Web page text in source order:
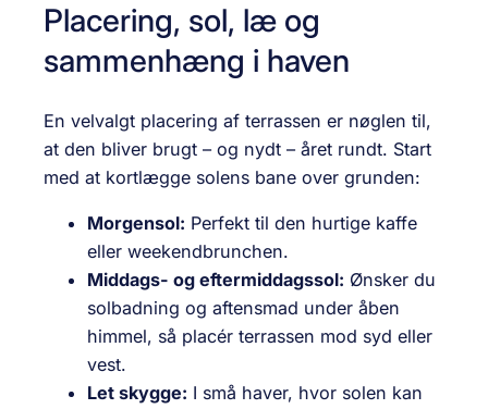
Placering, sol, læ og
sammenhæng i haven
En velvalgt placering af terrassen er nøglen til,
at den bliver brugt – og nydt – året rundt. Start
med at kortlægge solens bane over grunden:
Morgensol: Perfekt til den hurtige kaffe
eller weekendbrunchen.
Middags- og eftermiddagssol: Ønsker du
solbadning og aftensmad under åben
himmel, så placér terrassen mod syd eller
vest.
Let skygge: I små haver, hvor solen kan